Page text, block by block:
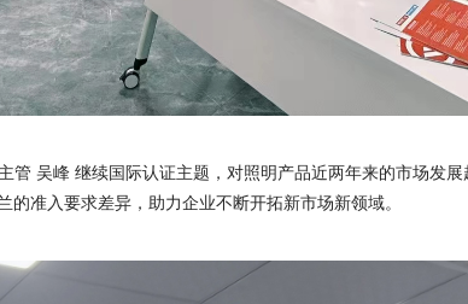
管 吴峰 继续国际认证主题，对照明产品近两年来的市场发
准入要求差异，助力企业不断开拓新市场新领域。